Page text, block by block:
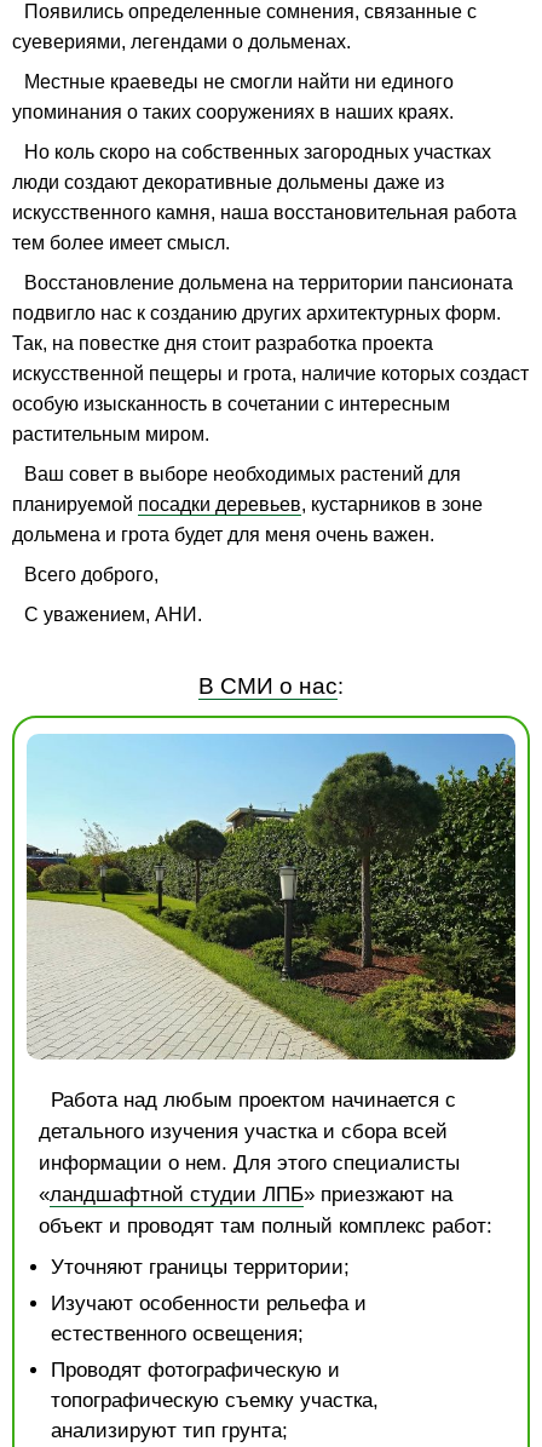
Появились определенные сомнения, связанные с
суевериями, легендами о дольменах.
Местные краеведы не смогли найти ни единого
упоминания о таких сооружениях в наших краях.
Но коль скоро на собственных загородных участках
люди создают декоративные дольмены даже из
искусственного камня, наша восстановительная работа
тем более имеет смысл.
Восстановление дольмена на территории пансионата
подвигло нас к созданию других архитектурных форм.
Так, на повестке дня стоит разработка проекта
искусственной пещеры и грота, наличие которых создаст
особую изысканность в сочетании с интересным
растительным миром.
Ваш совет в выборе необходимых растений для
планируемой посадки деревьев, кустарников в зоне
дольмена и грота будет для меня очень важен.
Всего доброго,
С уважением, АНИ.
В СМИ о нас:
Работа над любым проектом начинается с
детального изучения участка и сбора всей
информации о нем. Для этого специалисты
«ландшафтной студии ЛПБ» приезжают на
объект и проводят там полный комплекс работ:
Уточняют границы территории;
Изучают особенности рельефа и
естественного освещения;
Проводят фотографическую и
топографическую съемку участка,
анализируют тип грунта;